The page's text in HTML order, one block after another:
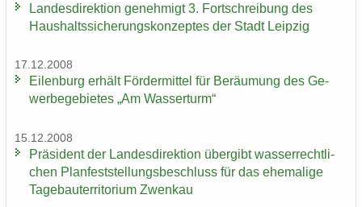
Lan­des­di­rek­ti­on ge­neh­migt 3. Fort­schrei­bung des
Haus­halts­si­che­rungs­kon­zep­tes der Stadt Leip­zig
17.12.2008
Ei­len­burg er­hält För­der­mit­tel für Be­räu­mung des Ge­
wer­be­ge­bie­tes „Am Was­ser­turm“
15.12.2008
Prä­si­dent der Lan­des­di­rek­ti­on über­gibt was­ser­recht­li­
chen Plan­fest­stel­lungs­be­schluss für das ehe­ma­li­ge
Ta­ge­bau­ter­ri­to­ri­um Zwenkau